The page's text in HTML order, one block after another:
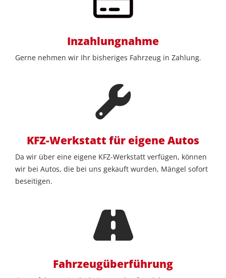
Inzahlungnahme
Gerne nehmen wir Ihr bisheriges Fahrzeug in Zahlung.
KFZ-Werkstatt für eigene Autos
Da wir über eine eigene KFZ-Werkstatt verfügen, können
wir bei Autos, die bei uns gekauft wurden, Mängel sofort
beseitigen.
Fahrzeugüberführung